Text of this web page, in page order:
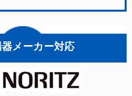
メーカー対応